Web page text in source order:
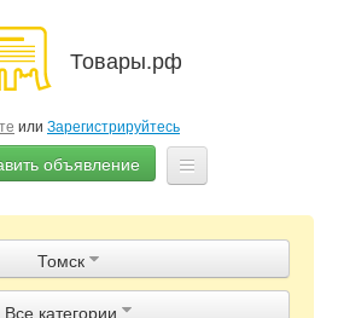
Товары.рф
или Зарегистрируйтесь
объявление
Объявления
Томск
Все категории